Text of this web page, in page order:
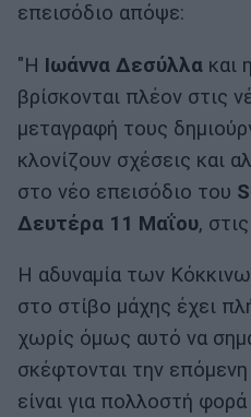
επεισόδιο απόψε:
"Η Ιωάννα Δεσύλλα και η
βρίσκονται πλέον στις
μεταγραφή τους
κλονίζουν σχέσεις και
στο νέο επεισόδιο του
Δευτέρα 11 Μαΐου, στις
Η αδυναμία των
στο στίβο μάχης έχει
χωρίς όμως αυτό να
σκέφτονται την
είναι για πολλοστή